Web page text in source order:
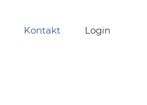
Kontakt Login